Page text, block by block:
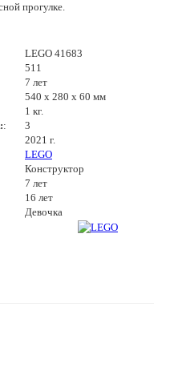
прогулке.
LEGO 41683
511
7 лет
540 х 280 х 60 мм
1 кг.
:
3
2021 г.
LEGO
Конструктор
7 лет
16 лет
Девочка